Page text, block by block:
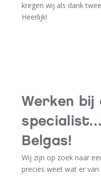
kregen wij als dank
Heerlijk!
Werken bij
Belgas!
Wij zijn op zoek naar
precies weet wat er